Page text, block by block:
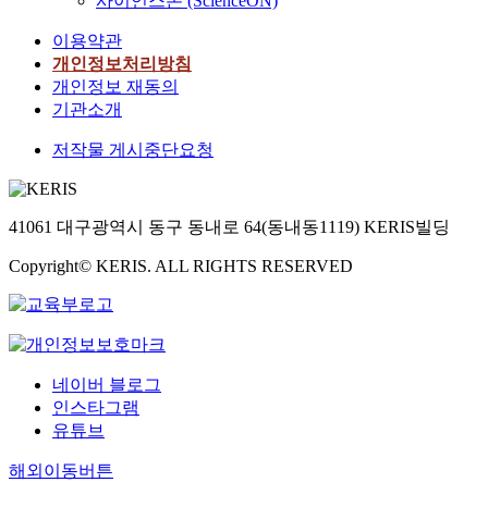
이용약관
개인정보처리방침
개인정보 재동의
기관소개
저작물 게시중단요청
41061 대구광역시 동구 동내로 64(동내동1119) KERIS빌딩
Copyright© KERIS. ALL RIGHTS RESERVED
네이버 블로그
인스타그램
유튜브
해외이동버튼